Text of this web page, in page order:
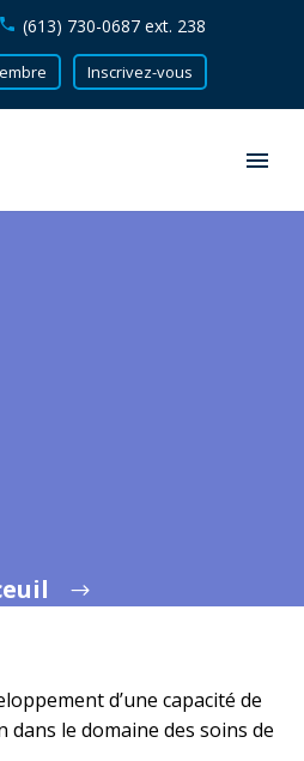
(613) 730-0687 ext. 238
Inscrivez-vous
d’une capacité de
dans le domaine des soins de